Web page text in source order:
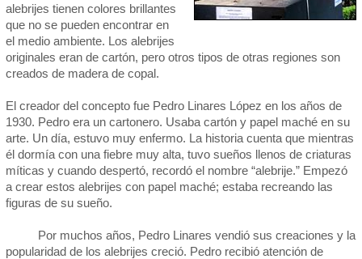
alebrijes tienen colores brillantes
que no se pueden encontrar en
el medio ambiente. Los alebrijes
originales eran de cartón, pero otros tipos de otras regiones son
creados de madera de copal.
El creador del concepto fue Pedro Linares López en los años de
1930. Pedro era un cartonero. Usaba cartón y papel maché en su
arte. Un día, estuvo muy enfermo. La historia cuenta que mientras
él dormía con una fiebre muy alta, tuvo sueños llenos de criaturas
míticas y cuando despertó, recordó el nombre “alebrije.” Empezó
a crear estos alebrijes con papel maché; estaba recreando las
figuras de su sueño.
Por muchos años, Pedro Linares vendió sus creaciones y la
popularidad de los alebrijes creció. Pedro recibió atención de